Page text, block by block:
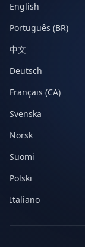
English
Português (BR)
中文
Deutsch
Français (CA)
Svenska
Norsk
Suomi
Polski
Italiano